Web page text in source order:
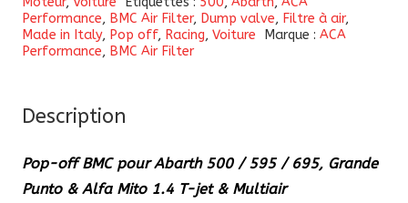
Abarth
500/595/695,
&
Mito
1.4
Performance, BMC Air Filter, Dump valve, Filtre à air,
Made in Italy, Pop off, Racing, Voiture Marque : ACA
Performance, BMC Air Filter
Description
Pop-off BMC pour Abarth 500 / 595 / 695, Grande
Punto & Alfa Mito 1.4 T-jet & Multiair